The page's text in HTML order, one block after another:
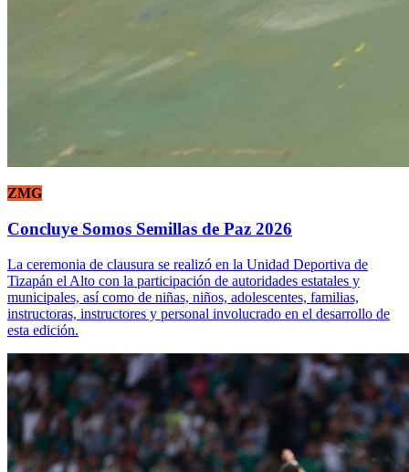
ZMG
Concluye Somos Semillas de Paz 2026
La ceremonia de clausura se realizó en la Unidad Deportiva de
Tizapán el Alto con la participación de autoridades estatales y
municipales, así como de niñas, niños, adolescentes, familias,
instructoras, instructores y personal involucrado en el desarrollo de
esta edición.